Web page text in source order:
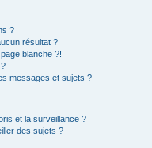
?
résultat ?
blanche ?!
messages et sujets ?
et la surveillance ?
des sujets ?